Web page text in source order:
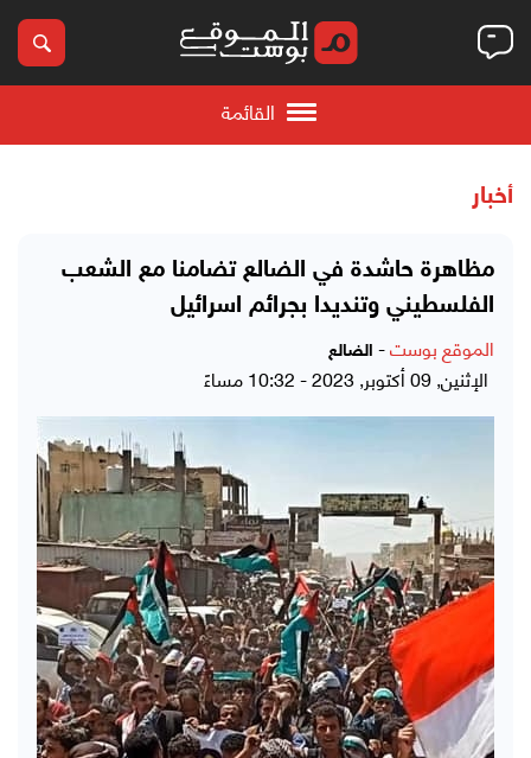
القائمة
أخبار
مظاهرة حاشدة في الضالع تضامنا مع الشعب
الفلسطيني وتنديدا بجرائم اسرائيل
الموقع بوست- الضالع
الإثنين, 09 أكتوبر, 2023 - 10:32 مساءً